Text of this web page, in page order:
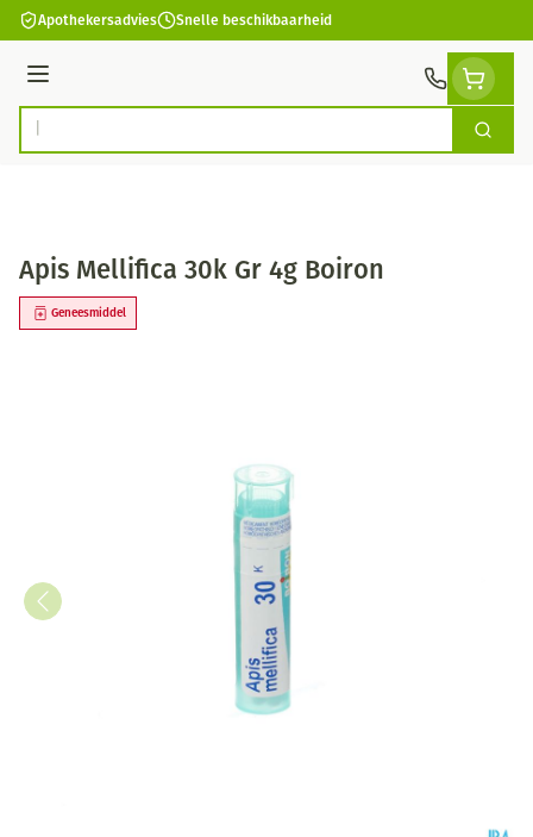
Ga naar de inhoud
Apothekersadvies Snelle beschikbaarheid
Menu
Product, merk, categorie... Zoek
Apis Mellifica 30k Gr 4g Boiron
Geneesmiddel